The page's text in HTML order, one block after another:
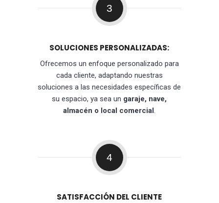
3
SOLUCIONES PERSONALIZADAS:
Ofrecemos un enfoque personalizado para
cada cliente, adaptando nuestras
soluciones a las necesidades específicas de
su espacio, ya sea un garaje, nave,
almacén o local comercial.
4
SATISFACCIÓN DEL CLIENTE